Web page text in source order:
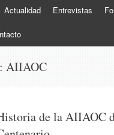
Actualidad Entrevistas
AIIAOC
de la AIIAOC